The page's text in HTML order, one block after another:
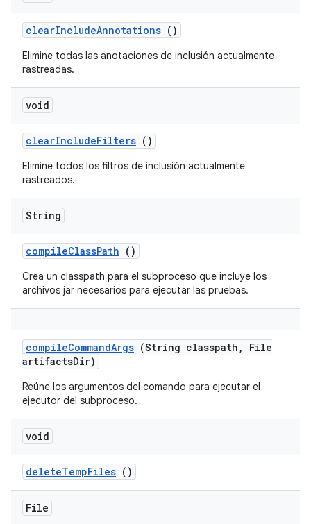
clearIncludeAnnotations ()
Elimine todas las anotaciones de inclusión actualmente
rastreadas.
void
clearIncludeFilters ()
Elimine todos los filtros de inclusión actualmente
rastreados.
String
compileClassPath ()
Crea un classpath para el subproceso que incluye los
archivos jar necesarios para ejecutar las pruebas.
compileCommandArgs (String classpath ,
File
artifactsDir)
Reúne los argumentos del comando para ejecutar el
ejecutor del subproceso.
void
deleteTempFiles ()
File